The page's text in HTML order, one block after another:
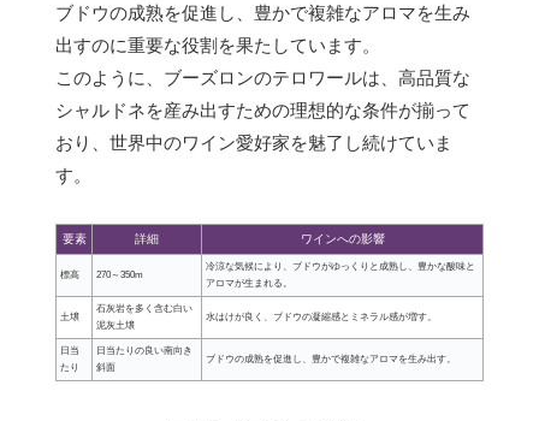
ブドウの成熟を促進し、豊かで複雑なアロマを生み
出すのに重要な役割を果たしています。
このように、ブーズロンのテロワールは、高品質な
シャルドネを産み出すための理想的な条件が揃って
おり、世界中のワイン愛好家を魅了し続けていま
す。
要素 詳細 ワインへの影響
標高 270～350m
冷涼な気候により、ブドウがゆっくりと成熟し、豊かな酸味と
アロマが生まれる。
土壌
石灰岩を多く含む白い
泥灰土壌
水はけが良く、ブドウの凝縮感とミネラル感が増す。
日当
たり
日当たりの良い南向き
斜面
ブドウの成熟を促進し、豊かで複雑なアロマを生み出す。